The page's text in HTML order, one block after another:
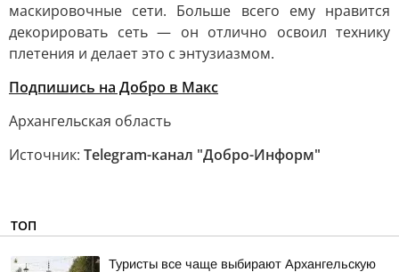
маскировочные сети. Больше всего ему нравится
декорировать сеть — он отлично освоил технику
плетения и делает это с энтузиазмом.
Подпишись на Добро в Макс
Архангельская область
Источник: Telegram-канал "Добро-Информ"
ТОП
Туристы все чаще выбирают Архангельскую